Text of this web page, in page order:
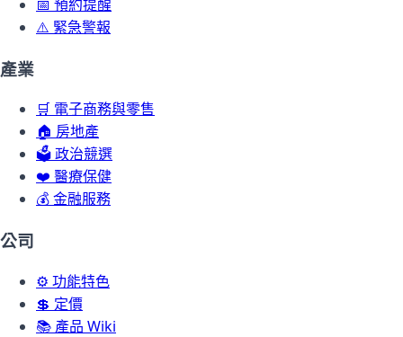
📅 預約提醒
⚠️ 緊急警報
產業
🛒 電子商務與零售
🏠 房地產
🗳️政治競選
❤️ 醫療保健
💰金融服務
公司
⚙️ 功能特色
💲 定價
📚 產品 Wiki